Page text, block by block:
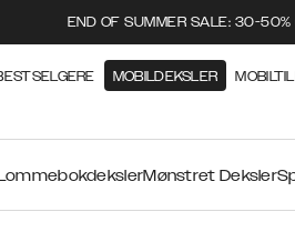
END OF SUMMER SALE: 30-
MOBILDEKSLER
Mønstret Deksler